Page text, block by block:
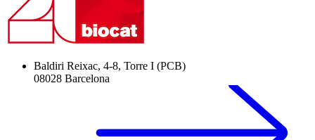
Baldiri Reixac, 4-8, Torre I (PCB)
08028 Barcelona